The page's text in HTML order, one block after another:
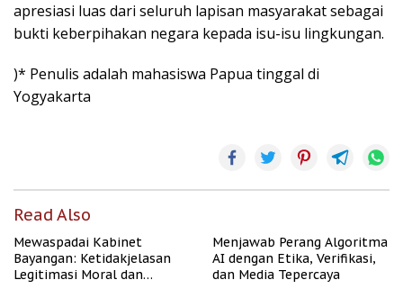
apresiasi luas dari seluruh lapisan masyarakat sebagai
bukti keberpihakan negara kepada isu-isu lingkungan.
)* Penulis adalah mahasiswa Papua tinggal di
Yogyakarta
Read Also
Mewaspadai Kabinet
Bayangan: Ketidakjelasan
Legitimasi Moral dan
Menjawab Perang Algoritma
AI dengan Etika, Verifikasi,
dan Media Tepercaya